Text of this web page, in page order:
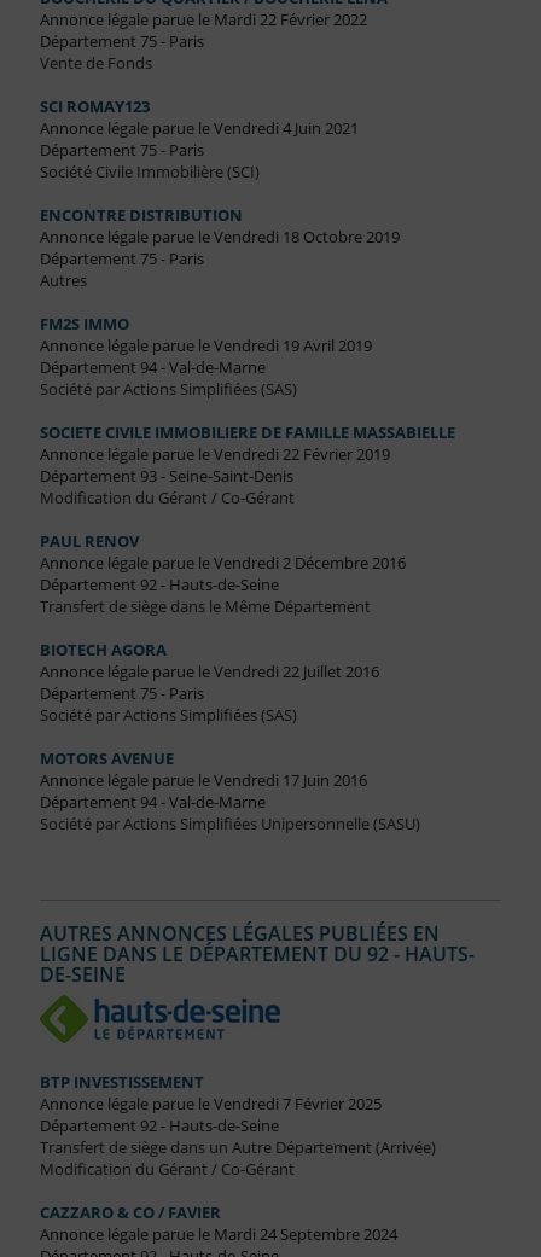
Annonce légale parue le Mardi 22 Février 2022
Département 75 - Paris
Vente de Fonds
SCI ROMAY123
Annonce légale parue le Vendredi 4 Juin 2021
Département 75 - Paris
Société Civile Immobilière (SCI)
ENCONTRE DISTRIBUTION
Annonce légale parue le Vendredi 18 Octobre 2019
Département 75 - Paris
Autres
FM2S IMMO
Annonce légale parue le Vendredi 19 Avril 2019
Département 94 - Val-de-Marne
Société par Actions Simplifiées (SAS)
SOCIETE CIVILE IMMOBILIERE DE FAMILLE MASSABIELLE
Annonce légale parue le Vendredi 22 Février 2019
Département 93 - Seine-Saint-Denis
Modification du Gérant / Co-Gérant
PAUL RENOV
Annonce légale parue le Vendredi 2 Décembre 2016
Département 92 - Hauts-de-Seine
Transfert de siège dans le Même Département
BIOTECH AGORA
Annonce légale parue le Vendredi 22 Juillet 2016
Département 75 - Paris
Société par Actions Simplifiées (SAS)
MOTORS AVENUE
Annonce légale parue le Vendredi 17 Juin 2016
Département 94 - Val-de-Marne
Société par Actions Simplifiées Unipersonnelle (SASU)
AUTRES ANNONCES LÉGALES PUBLIÉES EN
LIGNE DANS LE DÉPARTEMENT DU 92 - HAUTS-
DE-SEINE
BTP INVESTISSEMENT
Annonce légale parue le Vendredi 7 Février 2025
Département 92 - Hauts-de-Seine
Transfert de siège dans un Autre Département (Arrivée)
Modification du Gérant / Co-Gérant
CAZZARO & CO / FAVIER
Annonce légale parue le Mardi 24 Septembre 2024